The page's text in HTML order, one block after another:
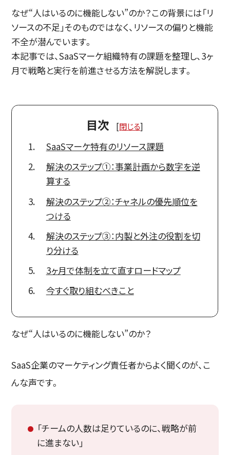
なぜ“人はいるのに機能しない”のか？この背景には「リ
ソースの不足」そのものではなく、リソースの偏りと機能
不全が潜んでいます。
本記事では、SaaSマーケ組織特有の課題を整理し、3ヶ
月で戦略と実行を前進させる方法を解説します。
目次 [閉じる]
SaaSマーケ特有のリソース課題
解決のステップ①：事業計画から数字を逆
算する
解決のステップ②：チャネルの優先順位を
つける
解決のステップ③：内製と外注の役割を切
り分ける
3ヶ月で体制を立て直すロードマップ
今すぐ取り組むべきこと
なぜ“人はいるのに機能しない”のか？
SaaS企業のマーケティング責任者からよく聞くのが、こ
んな声です。
「チームの人数は足りているのに、戦略が前
に進まない」